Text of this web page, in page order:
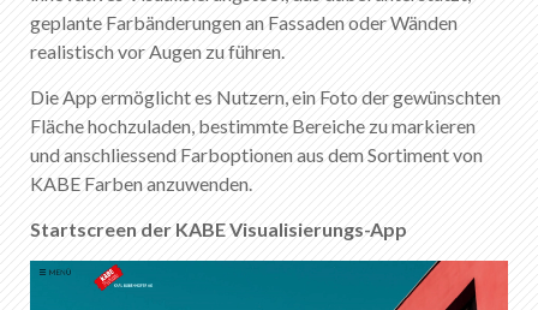
DE
FR EN IT
geplante Farbänderungen an Fassaden oder Wänden
realistisch vor Augen zu führen.
Die App ermöglicht es Nutzern, ein Foto der gewünschten
Fläche hochzuladen, bestimmte Bereiche zu markieren
und anschliessend Farboptionen aus dem Sortiment von
KABE Farben anzuwenden.
Startscreen der KABE Visualisierungs-App